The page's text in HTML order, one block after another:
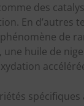
des
En d’autres
de
une huile de
spécifiques